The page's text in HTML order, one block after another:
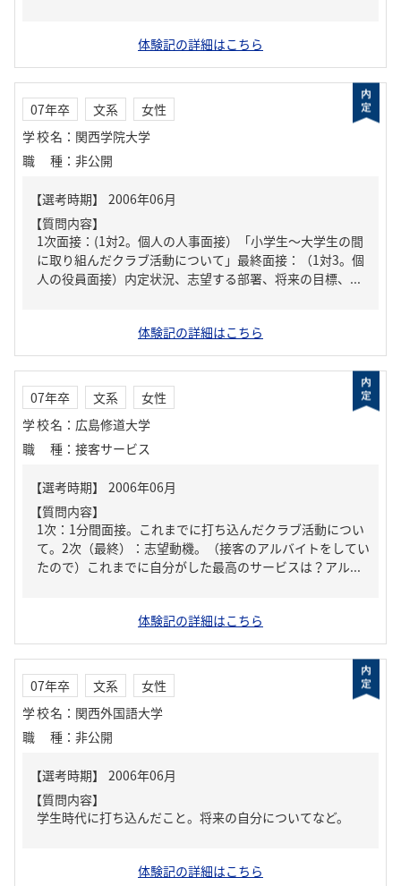
体験記の詳細はこちら
07年卒 文系
女性
学校名 ： 関西学院大学
職種 ： 非公開
【質問内容】
1次面接：(1対2。個人の人事面接）「小学生～大学生の間
に取り組んだクラブ活動について」最終面接：（1対3。個
人の役員面接）内定状況、志望する部署、将来の目標、...
体験記の詳細はこちら
07年卒 文系
女性
学校名 ： 広島修道大学
職種 ： 接客サービス
【質問内容】
1次：1分間面接。これまでに打ち込んだクラブ活動につい
て。2次（最終）：志望動機。（接客のアルバイトをしてい
たので）これまでに自分がした最高のサービスは？アル...
体験記の詳細はこちら
07年卒 文系
女性
学校名 ： 関西外国語大学
職種 ： 非公開
【質問内容】
学生時代に打ち込んだこと。将来の自分についてなど。
体験記の詳細はこちら